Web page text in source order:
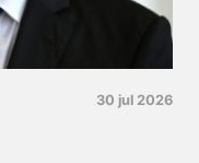
30 jul 2026